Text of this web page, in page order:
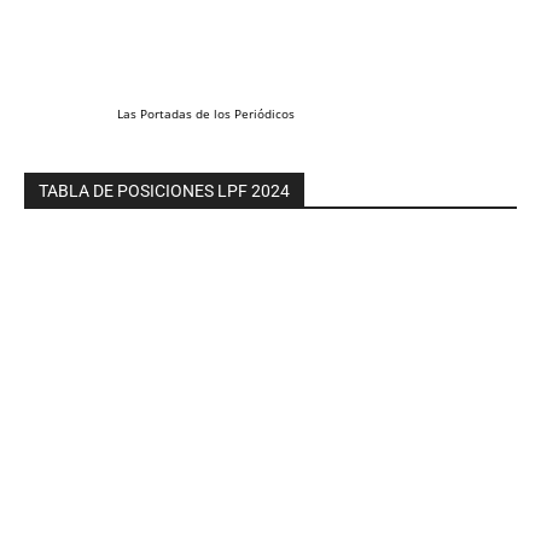
Las Portadas de los Periódicos
TABLA DE POSICIONES LPF 2024